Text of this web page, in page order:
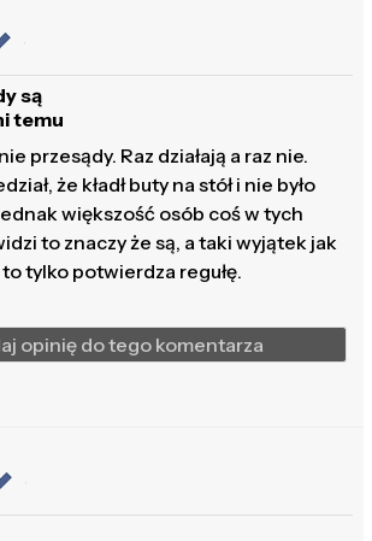
są
temu
przesądy. Raz działają a raz nie.
że kładł buty na stół i nie było
większość osób coś w tych
to znaczy że są, a taki wyjątek jak
tylko potwierdza regułę.
opinię do tego komentarza